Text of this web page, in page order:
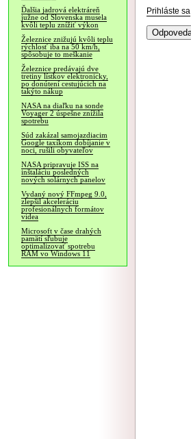
Ďalšia jadrová elektráreň
južne od Slovenska musela
kvôli teplu znížiť výkon
Železnice znižujú kvôli teplu
rýchlosť iba na 50 km/h,
spôsobuje to meškanie
Železnice predávajú dve
tretiny lístkov elektronicky,
po donútení cestujúcich na
takýto nákup
NASA na diaľku na sonde
Voyager 2 úspešne znížila
spotrebu
Súd zakázal samojazdiacim
Google taxíkom dobíjanie v
noci, rušili obyvateľov
NASA pripravuje ISS na
inštaláciu posledných
nových solárnych panelov
Vydaný nový FFmpeg 9.0,
zlepšil akceleráciu
profesionálnych formátov
videa
Microsoft v čase drahých
pamätí sľubuje
optimalizovať spotrebu
RAM vo Windows 11
Prihláste sa